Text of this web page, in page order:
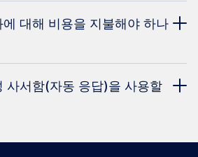
대해 비용을 지불해야 하나
사서함(자동 응답)을 사용할